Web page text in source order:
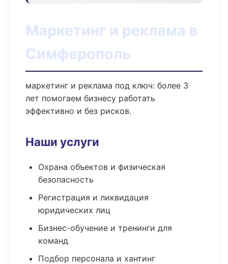
Маркетинг и реклама в
Симферополь
маркетинг и реклама под ключ: более 3
лет помогаем бизнесу работать
эффективно и без рисков.
Наши услуги
Охрана объектов и физическая
безопасность
Регистрация и ликвидация
юридических лиц
Бизнес-обучение и тренинги для
команд
Подбор персонала и хантинг